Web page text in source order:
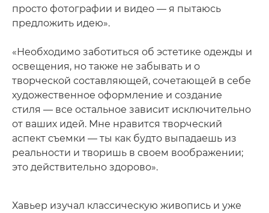
просто фотографии и видео — я пытаюсь
предложить идею».
«Необходимо заботиться об эстетике одежды и
освещения, но также не забывать и о
творческой составляющей, сочетающей в себе
художественное оформление и создание
стиля — все остальное зависит исключительно
от ваших идей. Мне нравится творческий
аспект съемки — ты как будто выпадаешь из
реальности и творишь в своем воображении;
это действительно здорово».
Хавьер изучал классическую живопись и уже